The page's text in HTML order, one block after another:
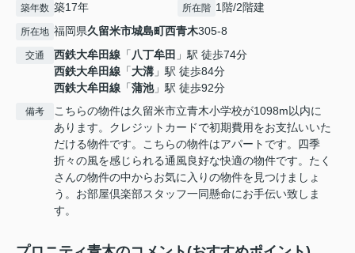
築年数 築17年 所在階 1階/2階建
所在地 福岡県久留米市城島町西青木305-8
交通 西鉄大牟田線 「八丁牟田 」駅 徒歩74分
西鉄大牟田線 「大溝 」駅 徒歩84分
西鉄大牟田線 「蒲池」駅 徒歩92分
備考
こちらの物件は久留米市立青木小学校が1098m以内に
あります。クレジットカードで初期費用をお支払いいた
だける物件です。こちらの物件はアパートです。四季
折々の風を感じられる通風良好な快適の物件です。たく
さんの物件の中からお気に入りの物件を見つけましょ
う。お部屋倶楽部スタッフ一同懸命にお手伝い致しま
す。